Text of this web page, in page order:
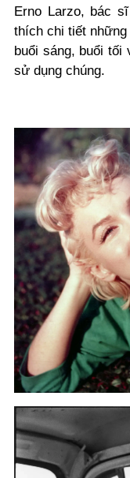
Erno Larzo, bác
thích chi tiết
buổi sáng, buổi
sử dụng chúng.